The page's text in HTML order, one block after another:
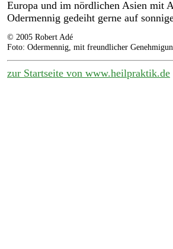
Europa und im nördlichen Asien mit
Odermennig gedeiht gerne auf
© 2005 Robert Adé
Foto: Odermennig, mit freundlicher
zur Startseite von www.heilpraktik.de